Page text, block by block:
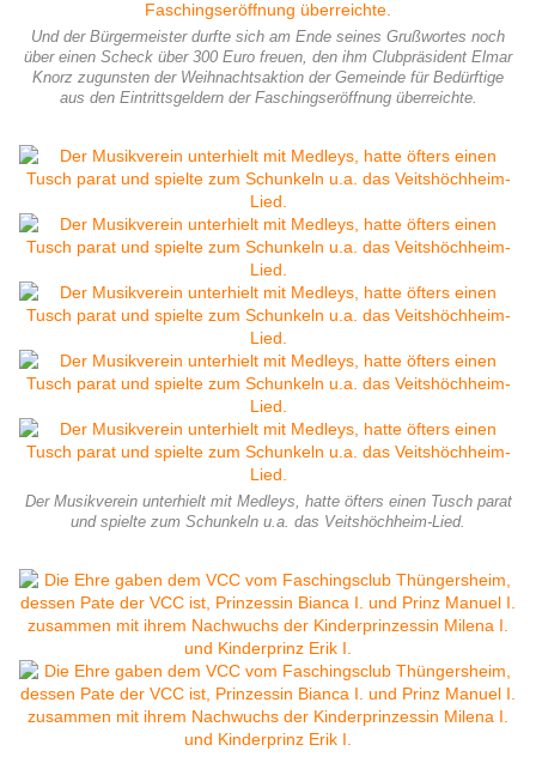
Und der Bürgermeister durfte sich am Ende seines Grußwortes noch
über einen Scheck über 300 Euro freuen, den ihm Clubpräsident Elmar
Knorz zugunsten der Weihnachtsaktion der Gemeinde für Bedürftige
aus den Eintrittsgeldern der Faschingseröffnung überreichte.
Der Musikverein unterhielt mit Medleys, hatte öfters einen Tusch parat
und spielte zum Schunkeln u.a. das Veitshöchheim-Lied.